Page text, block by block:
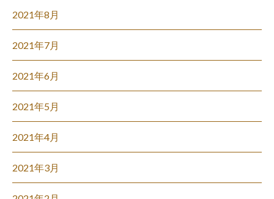
2021年8月
2021年7月
2021年6月
2021年5月
2021年4月
2021年3月